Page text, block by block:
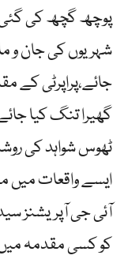
پوچھ گچھ کی گئی
شہریوں کی جان و
جائے،پراپرٹی
گھیرا تنگ کیا
ٹھوس شواہد کی
ایسے واقعات میں
آئی جی آپریشنز
کو کسی مقدمہ